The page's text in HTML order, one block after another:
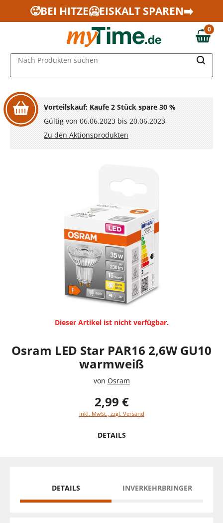
Zum Hauptinhalt springen
Zur Navigation springen
Zur Suche springen
🥵BEI HITZE🥶EISKALT SPAREN➡️
0,00 €
0
Nach Produkten suchen
Vorteilskauf: Kaufe 2 Stück spare 30 %
Gültig von 06.06.2023 bis 20.06.2023
Zu den Aktionsprodukten
Dieser Artikel ist nicht verfügbar.
Osram LED Star PAR16 2,6W GU10
warmweiß
von Osram
2,99 €
inkl. MwSt., zzgl. Versand
DETAILS
DETAILS INVERKEHRBRINGER